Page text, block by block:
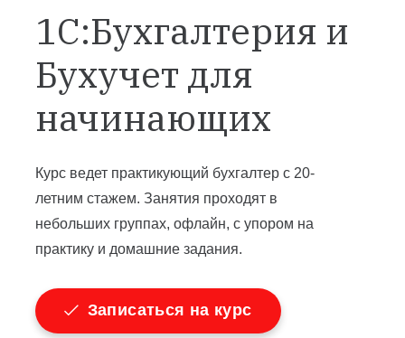
1С:Бухгалтерия и
Бухучет для
начинающих
Курс ведет практикующий бухгалтер с 20-
летним стажем. Занятия проходят в
небольших группах, офлайн, с упором на
практику и домашние задания.
Записаться на курс